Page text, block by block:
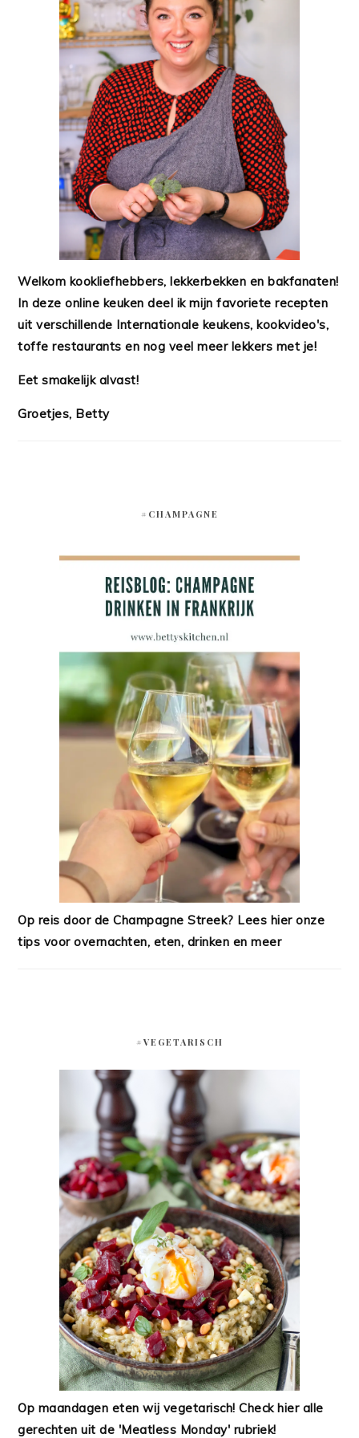
Welkom kookliefhebbers, lekkerbekken en bakfanaten!
In deze online keuken deel ik mijn favoriete recepten
uit verschillende Internationale keukens, kookvideo's,
toffe restaurants en nog veel meer lekkers met je!
Eet smakelijk alvast!
Groetjes, Betty
#CHAMPAGNE
Op reis door de Champagne Streek? Lees hier onze
tips voor overnachten, eten, drinken en meer
#VEGETARISCH
Op maandagen eten wij vegetarisch! Check hier alle
gerechten uit de 'Meatless Monday' rubriek!